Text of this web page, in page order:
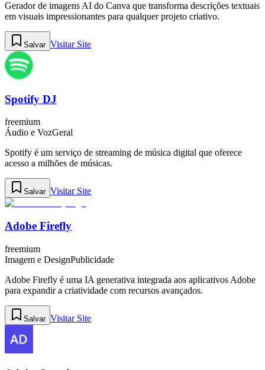
Gerador de imagens AI do Canva que transforma descrições textuais
em visuais impressionantes para qualquer projeto criativo.
Salvar Visitar Site
Spotify DJ
freemium
Áudio e VozGeral
Spotify é um serviço de streaming de música digital que oferece
acesso a milhões de músicas.
Salvar Visitar Site
Adobe Firefly
freemium
Imagem e DesignPublicidade
Adobe Firefly é uma IA generativa integrada aos aplicativos Adobe
para expandir a criatividade com recursos avançados.
Salvar Visitar Site